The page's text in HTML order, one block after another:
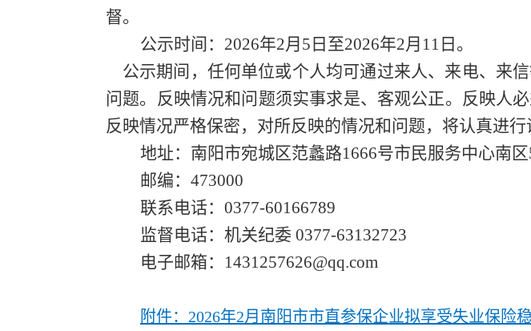
督。
公示时间： 2026年2月 5 日 至2026年2月 11 日 。
公示期间，任何单位或个人均可通过来人、来电、来
问题。反映情况和问题须实事求是、客观公正。反映人
反映情况严格保密，对所反映的情况和问题，将认真进
地址：南阳市宛城区范蠡路1666号市民服务中心南
邮编： 473000
联系电话： 0377-60166789
监督电话：机关纪委 0377-63132723
电子邮箱： 1431257626@qq.com
附件：2026年2月南阳市市直参保企业拟享受失业保险